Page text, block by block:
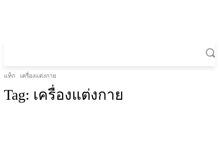
แท็ก เครื่องแต่งกาย
Tag: เครื่องแต่งกาย